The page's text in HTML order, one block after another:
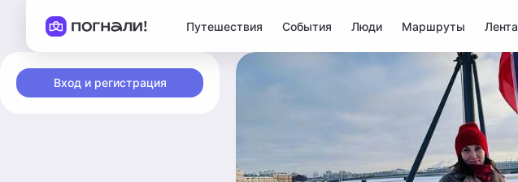
Путешествия События Люди Маршруты Лента
Вход и регистрация